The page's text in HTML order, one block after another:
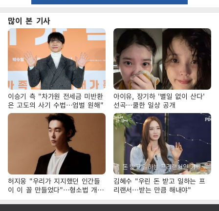
많이 본 기사
이승기 측 "차가원 전세금 미반환
은 고도의 사기 수법…엄벌 원해"
아이유, 장기하 '별일 없이 산다'
선곡…쿨한 일상 공개
허지웅 "우리가 지지했던 인간들
이 이 꼴 만들었다"…형소법 개정
에 격한 반응
김혜수 "우린 돈 받고 일하는 프
리랜서…받는 만큼 해내야"